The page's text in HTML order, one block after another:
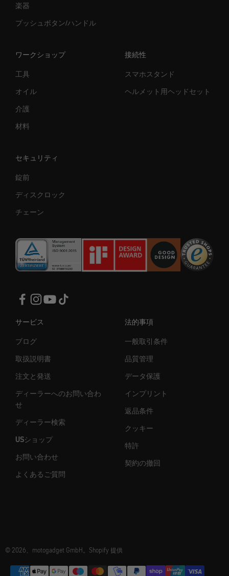
楽器
プッシュボタン/ハンドル
ワークショップ
工具
オイル
介護
材料
接続性
スマホスタンド
ヘルメット用ヘッドセット
セキュリティ
錠前
ディスクロック
チェーン
サービス
ブログ
取扱説明書
注文と発送
ディーラーへのお問い合わ
せ
ディーラー検索
USショップ
お問い合わせ
よくあるご質問
法的事項
一般取引条件
品質管理
データ保護
インプリント
返品条件
クッキー
特許
契約の撤回
© 2026、motogadget GmbH。Shopify 提供